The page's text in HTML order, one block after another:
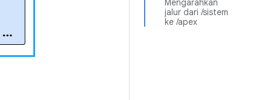
Mengarahkan
jalur dari /sistem
ke /apex